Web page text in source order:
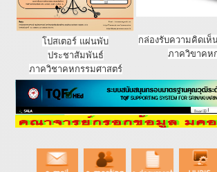
โปสเตอร์ แผ่นพับ
ประชาสัมพันธ์
ภาควิชาคหกรรมศาสตร์
กล่องรับความคิดเห็
ภาควิขาคห